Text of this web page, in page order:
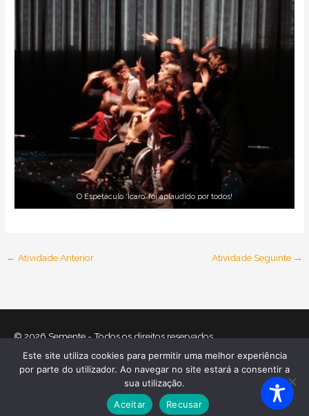
O Espetáculo ‘Ícaro’ foi aplaudido por todos!
← Atividade Anterior Atividade Seguinte →
© 2026Semente- Todos os direitos reservados
O que nos move Equipa Atividades
Relatórios
Contactos
Política de Cookies
Política de Privacidade
Este site utiliza cookies para permitir uma melhor experiência
por parte do utilizador. Ao navegar no site estará a consentir a
sua utilização.
Aceitar
Recusar